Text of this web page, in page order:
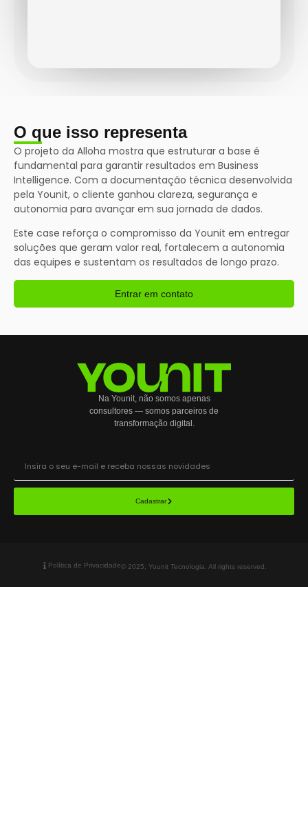
O que isso representa
O projeto da Alloha mostra que estruturar a base é
fundamental para garantir resultados em Business
Intelligence. Com a documentação técnica desenvolvida
pela Younit, o cliente ganhou clareza, segurança e
autonomia para avançar em sua jornada de dados.
Este case reforça o compromisso da Younit em entregar
soluções que geram valor real, fortalecem a autonomia
das equipes e sustentam os resultados de longo prazo.
Entrar em contato
Na Younit, não somos apenas
consultores — somos parceiros de
transformação digital.
Cadastrar
Política de Privacidade© 2025, Younit Tecnologia. All rights reserved.